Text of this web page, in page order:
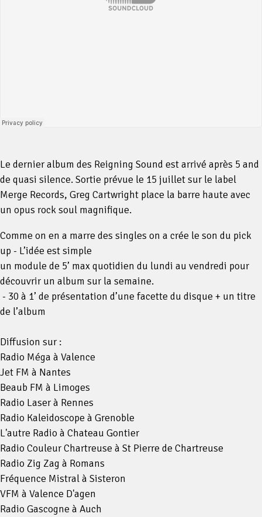
Le dernier album des Reigning Sound est arrivé après 5 and
de quasi silence. Sortie prévue le 15 juillet sur le label
Merge Records, Greg Cartwright place la barre haute avec
un opus rock soul magnifique.
Comme on en a marre des singles on a crée le son du pick
up - L’idée est simple
un module de 5’ max quotidien du lundi au vendredi pour
découvrir un album sur la semaine.
- 30 à 1’ de présentation d’une facette du disque + un titre
de l’album
Diffusion sur :
Radio Méga à Valence
Jet FM à Nantes
Beaub FM à Limoges
Radio Laser à Rennes
Radio Kaleidoscope à Grenoble
L'autre Radio à Chateau Gontier
Radio Couleur Chartreuse à St Pierre de Chartreuse
Radio Zig Zag à Romans
Fréquence Mistral à Sisteron
VFM à Valence D'agen
Radio Gascogne à Auch